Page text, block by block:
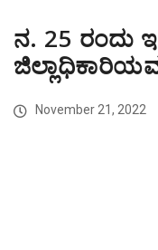
ನ. 25 ರಂದು
November 21, 2022